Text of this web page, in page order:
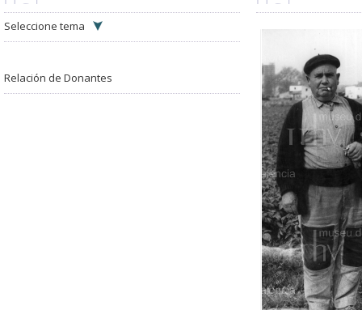
Seleccione tema
Relación de Donantes